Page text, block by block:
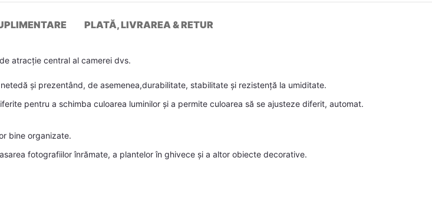
PLATĂ, LIVRAREA & RETUR
atracție central al camerei dvs.
și prezentând, de asemenea,durabilitate, stabilitate și rezistență la umiditate.
pentru a schimba culoarea luminilor și a permite culoarea să se ajusteze diferit, automat.
bine organizate.
fotografiilor înrămate, a plantelor în ghivece și a altor obiecte decorative.